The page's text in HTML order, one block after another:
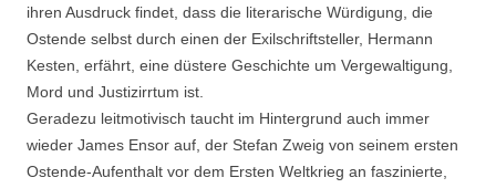
ihren Ausdruck findet, dass die literarische Würdigung, die
Ostende selbst durch einen der Exilschriftsteller, Hermann
Kesten, erfährt, eine düstere Geschichte um Vergewaltigung,
Mord und Justizirrtum ist.
Geradezu leitmotivisch taucht im Hintergrund auch immer
wieder James Ensor auf, der Stefan Zweig von seinem ersten
Ostende-Aufenthalt vor dem Ersten Weltkrieg an faszinierte,